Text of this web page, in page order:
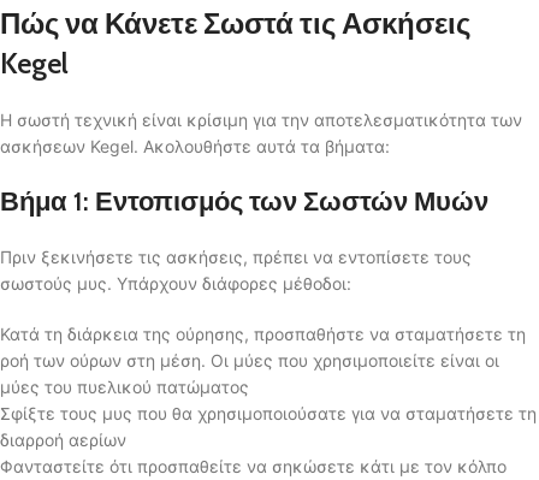
Πώς να Κάνετε Σωστά τις Ασκήσεις
Kegel
Η σωστή τεχνική είναι κρίσιμη για την αποτελεσματικότητα των
ασκήσεων Kegel. Ακολουθήστε αυτά τα βήματα:
Βήμα 1: Εντοπισμός των Σωστών Μυών
Πριν ξεκινήσετε τις ασκήσεις, πρέπει να εντοπίσετε τους
σωστούς μυς. Υπάρχουν διάφορες μέθοδοι:
Κατά τη διάρκεια της ούρησης, προσπαθήστε να σταματήσετε τη
ροή των ούρων στη μέση. Οι μύες που χρησιμοποιείτε είναι οι
μύες του πυελικού πατώματος
Σφίξτε τους μυς που θα χρησιμοποιούσατε για να σταματήσετε τη
διαρροή αερίων
Φανταστείτε ότι προσπαθείτε να σηκώσετε κάτι με τον κόλπο